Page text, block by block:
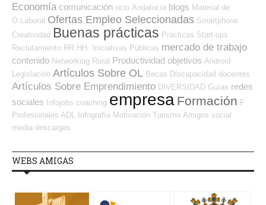
Economía comunicación ocio Andalucía blogs Material de
O.Laboral Ofertas Empleo Seleccionadas Smartphone
Creatividad Buenas prácticas Prácticas Start-ups
Reclutamiento RR.HH.
Iniciativas Públicas mercado de trabajo
contenido Networking Rural Productividad objetivos Android
Legislación Artículos Sobre OL Becas Discapacidad docentes
Artículos Sobre Emprendimiento DIVERSIDAD Guías redes
sociales Infojobs coaching empresa Formación F
Profesionales ADL
Infografía Motivación Turismo Amigos social
media descargas
WEBS AMIGAS